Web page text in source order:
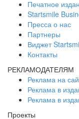
Печатное
Startsmile
Пресса о нас
Партнеры
Виджет
Контакты
РЕКЛАМОДАТЕЛЯМ
Реклама на
Реклама в
Реклама в
Проекты